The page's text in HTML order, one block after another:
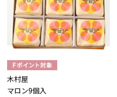
木村屋
マロン9個入